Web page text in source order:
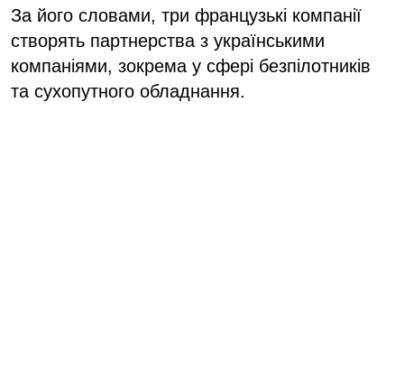
За його словами, три французькі компанії
створять партнерства з українськими
компаніями, зокрема у сфері безпілотників
та сухопутного обладнання.